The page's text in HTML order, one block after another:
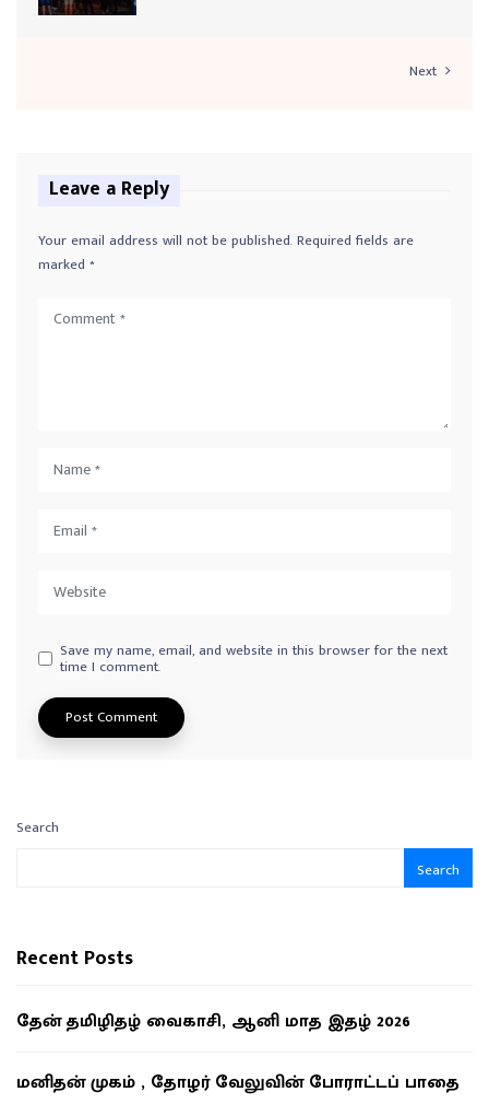
Next
Leave a Reply
Your email address will not be published.Required fields are
marked *
Save my name, email, and website in this browser for the next
time I comment.
Search
Search
Recent Posts
தேன் தமிழிதழ் வைகாசி, ஆனி மாத இதழ் 2026
மனிதன் முகம் , தோழர் வேலுவின் போராட்டப் பாதை